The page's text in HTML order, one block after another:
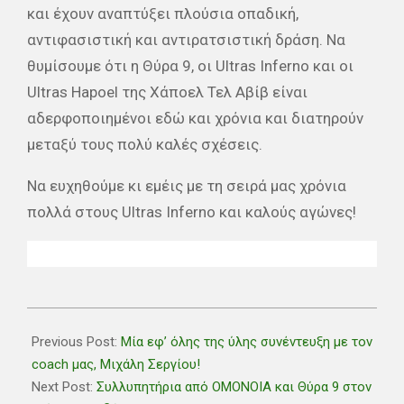
και έχουν αναπτύξει πλούσια οπαδική,
αντιφασιστική και αντιρατσιστική δράση. Να
θυμίσουμε ότι η Θύρα 9, οι Ultras Inferno και οι
Ultras Hapoel της Χάποελ Τελ Αβίβ είναι
αδερφοποιημένοι εδώ και χρόνια και διατηρούν
μεταξύ τους πολύ καλές σχέσεις.
Να ευχηθούμε κι εμέις με τη σειρά μας χρόνια
πολλά στους Ultras Inferno και καλούς αγώνες!
08-
17
Previous Post: Μία εφ’ όλης της ύλης συνέντευξη με τον
coach μας, Μιχάλη Σεργίου!
Next Post: Συλλυπητήρια από ΟΜΟΝΟΙΑ και Θύρα 9 στον